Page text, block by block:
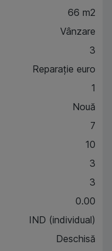
66 m2
Vânzare
3
Reparație euro
1
Nouă
7
10
3
3
0.00
IND (individual)
Deschisă